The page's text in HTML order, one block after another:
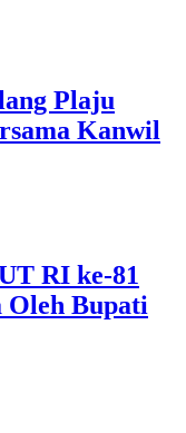
Plaju
Kanwil
RI ke-81
Oleh Bupati